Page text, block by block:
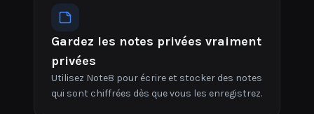
Gardez les notes privées vraiment
privées
Utilisez Note8 pour écrire et stocker des notes
qui sont chiffrées dès que vous les enregistrez.